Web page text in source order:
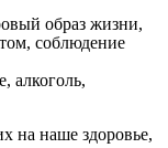
образ жизни,
соблюдение
алкоголь,
на наше здоровье,